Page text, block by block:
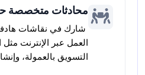
محادثات متخصصة
شارك في نقاشات
العمل عبر الإنترنت مثل
التسويق بالعمولة،